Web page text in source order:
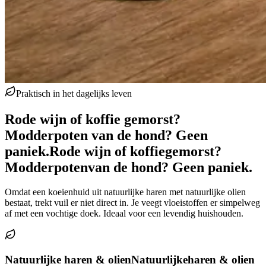
Praktisch in het dagelijks leven
Rode wijn of koffie gemorst?
Modderpoten van de hond? Geen
paniek.Rode wijn of koffiegemorst?
Modderpotenvan de hond? Geen paniek.
Omdat een koeienhuid uit natuurlijke haren met natuurlijke olien
bestaat, trekt vuil er niet direct in. Je veegt vloeistoffen er simpelweg
af met een vochtige doek. Ideaal voor een levendig huishouden.
Natuurlijke haren & olienNatuurlijkeharen & olien